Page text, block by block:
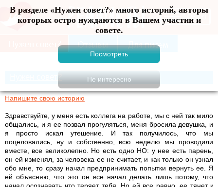
В разделе «Нужен совет?» много историй, авторы
которых остро нуждаются в Вашем участии и
совете.
Меню
Нужен совет?
Напишите свою историю
Здравствуйте, у меня есть коллега на работе, мы с ней так мило
общались, и я ее позвал прогуляться, меня бросила девушка, и
я просто искал утешение. И так получилось, что мы
поцеловались, ну и собственно, всю неделю мы проводили
вместе, все великолепно. Но есть одно НО: у нее есть парень,
он ей изменял, за человека ее не считает, и как только он узнал
обо мне, то сразу начал предпринимать попытки вернуть ее. Я
ей объясняю, что это он все начал делать лишь потому, что
начал осознавать что теряет тебя. Но ей все равно, ее тянет к